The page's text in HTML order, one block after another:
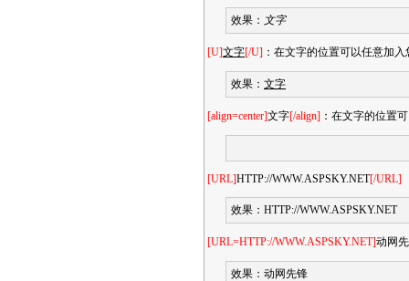
效果： 文字
[U]文字[/U] ：在文字的位置可以任意加
效果： 文字
[align=center]文字[/align] ：在文字的位置
[URL]HTTP://WWW.ASPSKY.NET[/URL]
效果： HTTP://WWW.ASPSKY.NET
[URL=HTTP://WWW.ASPSKY.NET]动网
效果： 动网先锋